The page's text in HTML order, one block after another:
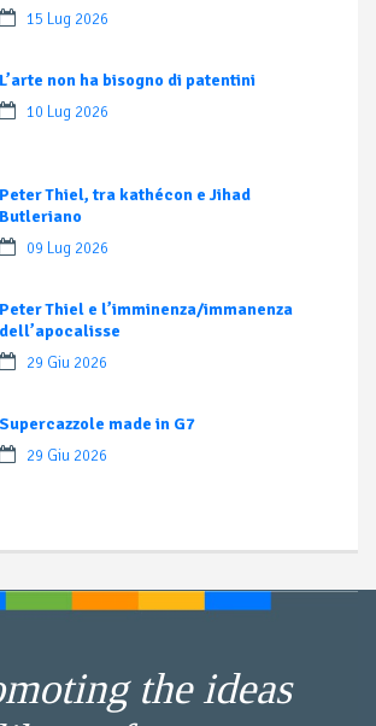
15 Lug 2026
L’arte non ha bisogno di patentini
10 Lug 2026
Peter Thiel, tra kathécon e Jihad
Butleriano
09 Lug 2026
Peter Thiel e l’imminenza/immanenza
dell’apocalisse
29 Giu 2026
Supercazzole made in G7
29 Giu 2026
the ideas